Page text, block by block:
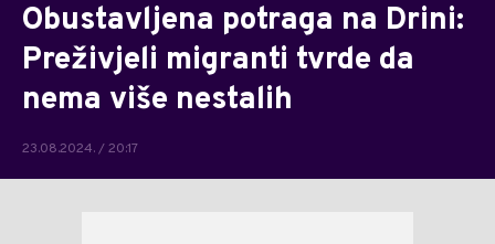
Obustavljena potraga na Drini:
Preživjeli migranti tvrde da
nema više nestalih
23.08.2024. / 20:17